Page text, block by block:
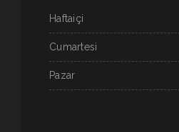
Haftaiçi
Cumartesi
Pazar